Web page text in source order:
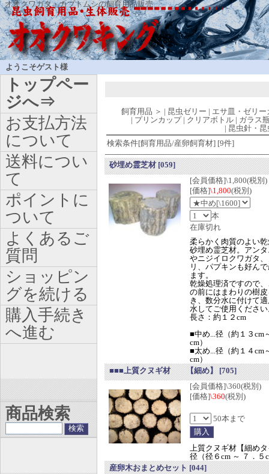
オオクワガタ・カブトムシの飼育用品販売
ようこそゲスト様
飼育用品 ＞ | 昆虫ゼリー | エサ皿・ゼリ
| プリンカップ | クリアボトル | ガラス
| 昆虫針・
検索条件[飼育用品/産卵飼育材] [9件]
砂埋め霊芝材[059]
[会員価格]\1,800(税別)
[価格]\1,800(税別)
本
在庫切れ
柔らかく肉質のよい
砂埋め霊芝材。アン
やニジイロクワガタ
リ、パプキンも好ん
ます。
乾燥処理済ですので
の前にはまわりの樹
き、数分水に付けて
水してご使用くださ
長さ：約１２cm
■中め...径（約１３cm
cm）
■太め...径（約１４cm
cm）
■■■上質クヌギ材 【細め】[705]
[会員価格]\360(税別)
[価格]\360(税別)
50本まで
上質クヌギ材【細め
径（径６cm ～ ７．５
産卵木おまとめセット[044]
トップペー
ジへ⇒
お支払方法
について
送料につい
て
ポイントに
ついて
よくあるご
質問
ショッピン
グを続ける
購入手続き
へ進む
商品検索